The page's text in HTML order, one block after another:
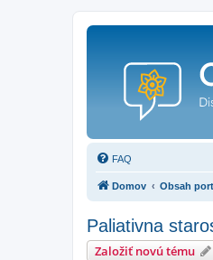
FAQ
Domov Obsah
Paliativna
Založiť novú tému